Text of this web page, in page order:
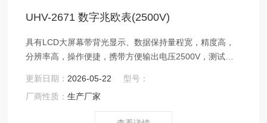
UHV-2671 数字兆欧表(2500V)
具有LCD大屏幕带背光显示、数据保持量程宽，精度高，
分辨率高，操作便捷，携带方便输出电压2500V，测试阻
更新日期： 2026-05-22
型号：
厂商性质：生产厂家